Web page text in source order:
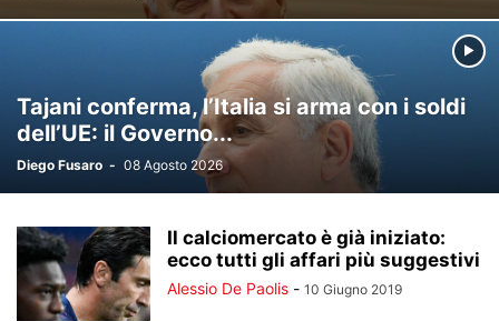
Tajani conferma, l’Italia si arma con i soldi
dell’UE: il Governo...
Diego Fusaro - 08 Agosto 2026
Il calciomercato è già iniziato:
ecco tutti gli affari più suggestivi
Alessio De Paolis - 10 Giugno 2019